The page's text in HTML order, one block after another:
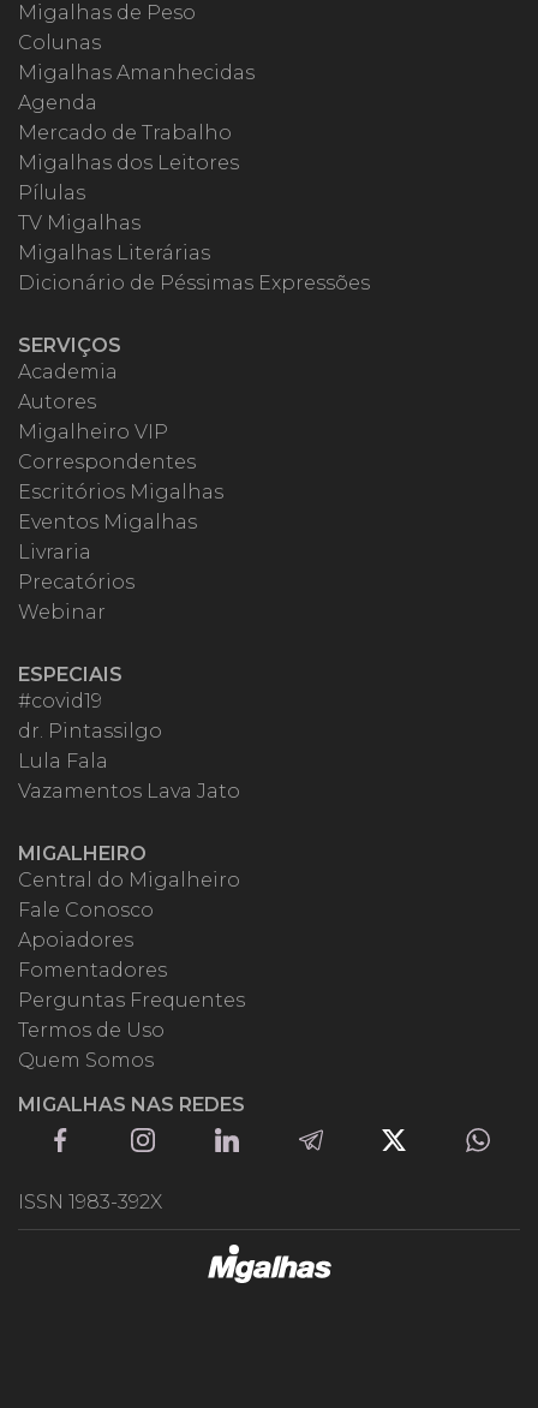
Migalhas de Peso
Colunas
Migalhas Amanhecidas
Agenda
Mercado de Trabalho
Migalhas dos Leitores
Pílulas
TV Migalhas
Migalhas Literárias
Dicionário de Péssimas Expressões
SERVIÇOS
Academia
Autores
Migalheiro VIP
Correspondentes
Escritórios Migalhas
Eventos Migalhas
Livraria
Precatórios
Webinar
ESPECIAIS
#covid19
dr. Pintassilgo
Lula Fala
Vazamentos Lava Jato
MIGALHEIRO
Central do Migalheiro
Fale Conosco
Apoiadores
Fomentadores
Perguntas Frequentes
Termos de Uso
Quem Somos
MIGALHAS NAS REDES
ISSN 1983-392X